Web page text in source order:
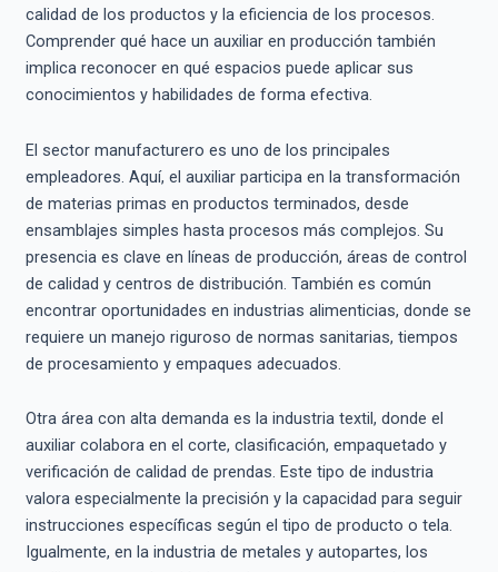
calidad de los productos y la eficiencia de los procesos.
Comprender qué hace un auxiliar en producción también
implica reconocer en qué espacios puede aplicar sus
conocimientos y habilidades de forma efectiva.
El sector manufacturero es uno de los principales
empleadores. Aquí, el auxiliar participa en la transformación
de materias primas en productos terminados, desde
ensamblajes simples hasta procesos más complejos. Su
presencia es clave en líneas de producción, áreas de control
de calidad y centros de distribución. También es común
encontrar oportunidades en industrias alimenticias, donde se
requiere un manejo riguroso de normas sanitarias, tiempos
de procesamiento y empaques adecuados.
Otra área con alta demanda es la industria textil, donde el
auxiliar colabora en el corte, clasificación, empaquetado y
verificación de calidad de prendas. Este tipo de industria
valora especialmente la precisión y la capacidad para seguir
instrucciones específicas según el tipo de producto o tela.
Igualmente, en la industria de metales y autopartes, los